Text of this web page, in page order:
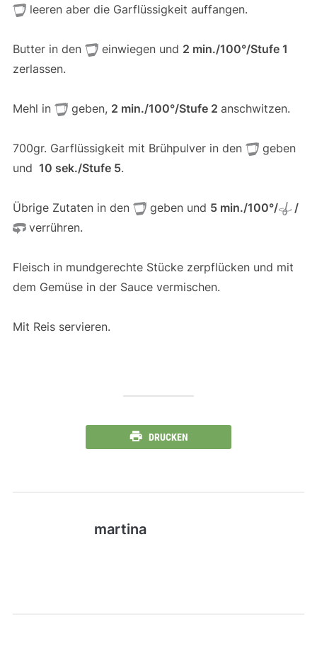
leeren aber die Garflüssigkeit auffangen.
Butter in den einwiegen und 2 min./100°/Stufe 1
zerlassen.
Mehl in geben, 2 min./100°/Stufe 2 anschwitzen.
700gr. Garflüssigkeit mit Brühpulver in den
geben
und 10 sek./Stufe 5.
Übrige Zutaten in den geben und 5 min./100°/
/
verrühren.
Fleisch in mundgerechte Stücke zerpflücken und mit
dem Gemüse in der Sauce vermischen.
Mit Reis servieren.
DRUCKEN
martina